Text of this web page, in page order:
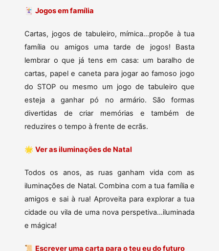
🃏 Jogos em família
Cartas, jogos de tabuleiro, mímica…propõe à tua
família ou amigos uma tarde de jogos! Basta
lembrar o que já tens em casa: um baralho de
cartas, papel e caneta para jogar ao famoso jogo
do STOP ou mesmo um jogo de tabuleiro que
esteja a ganhar pó no armário. São formas
divertidas de criar memórias e também de
reduzires o tempo à frente de ecrãs.
🌟 Ver as iluminações de Natal
Todos os anos, as ruas ganham vida com as
iluminações de Natal. Combina com a tua família e
amigos e sai à rua! Aproveita para explorar a tua
cidade ou vila de uma nova perspetiva…iluminada
e mágica!
📜 Escrever uma carta para o teu eu do futuro